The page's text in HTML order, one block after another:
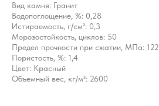
Вид камня: Гранит
Водопоглощение, %: 0,28
Истираемость, г/см²: 0,3
Морозостойкость, циклов: 50
Предел прочности при сжатии, МПа: 122
Пористость, %: 1,4
Цвет: Красный
Объемный вес, кг/м³: 2600